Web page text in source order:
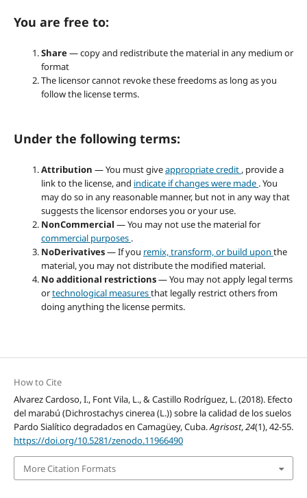
You are free to:
Share— copy and redistribute the material in any medium or
format
The licensor cannot revoke these freedoms as long as you
follow the license terms.
Under the following terms:
Attribution — You must giveappropriate credit , provide a
link to the license, and indicate if changes were made . You
may do so in any reasonable manner, but not in any way that
suggests the licensor endorses you or your use.
NonCommercial — You may not use the material for
commercial purposes .
NoDerivatives— If you remix, transform, or build upon the
material, you may not distribute the modified material.
No additional restrictions— You may not apply legal terms
ortechnological measuresthat legally restrict others from
doing anything the license permits.
How to Cite
Alvarez Cardoso, I., Font Vila, L., & Castillo Rodríguez, L. (2018). Efecto
del marabú (Dichrostachys cinerea (L.)) sobre la calidad de los suelos
Pardo Sialítico degradados en Camagüey, Cuba.Agrisost,24(1), 42-55.
https://doi.org/10.5281/zenodo.11966490
More Citation Formats